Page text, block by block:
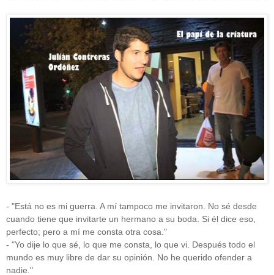
- "Está no es mi guerra. A mí tampoco me invitaron. No sé desde
cuando tiene que invitarte un hermano a su boda. Si él dice eso,
perfecto; pero a mí me consta otra cosa."
- "Yo dije lo que sé, lo que me consta, lo que vi. Después todo el
mundo es muy libre de dar su opinión. No he querido ofender a
nadie."